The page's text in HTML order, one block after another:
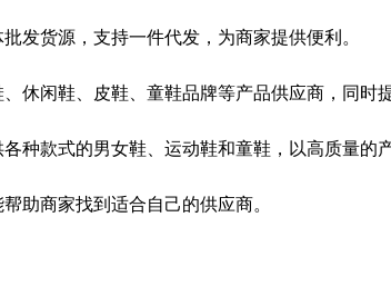
发货源，支持一件代发，为商家提供便利。
休闲鞋、皮鞋、童鞋品牌等产品供应商，同时
种款式的男女鞋、运动鞋和童鞋，以高质量的
助商家找到适合自己的供应商。